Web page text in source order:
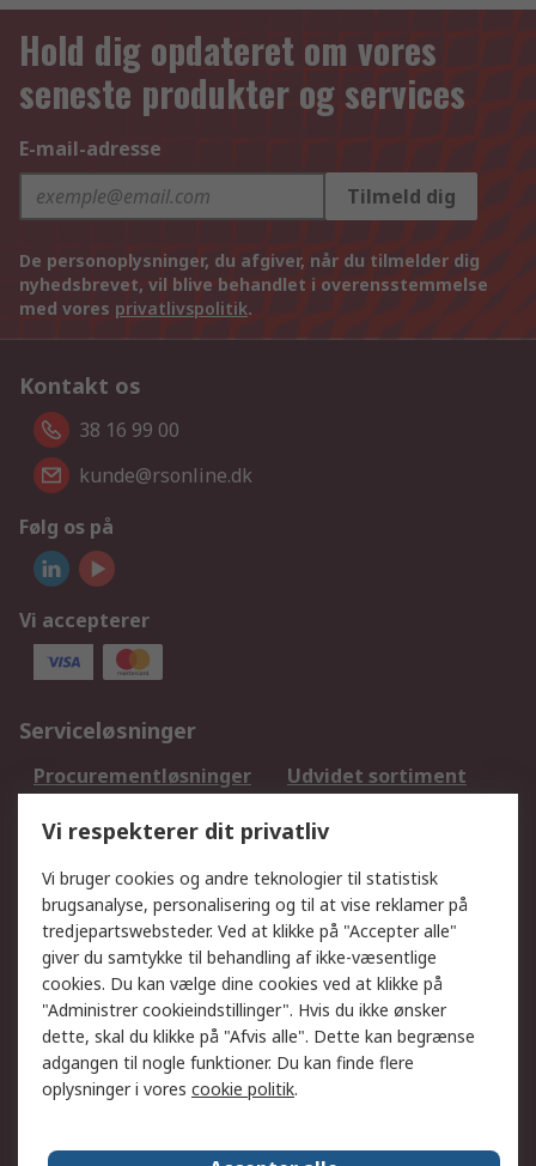
Hold dig opdateret om vores
seneste produkter og services
E-mail-adresse
Tilmeld dig
De personoplysninger, du afgiver, når du tilmelder dig
nyhedsbrevet, vil blive behandlet i overensstemmelse
med vores privatlivspolitik.
Kontakt os
38 16 99 00
kunde@rsonline.dk
Følg os på
Vi accepterer
Serviceløsninger
Procurementløsninger
Udvidet sortiment
DesignSpark
Teknisk Support
Dit lokale salgsteam
Eksportløsninger
Support
Få hjælp
Returnering
Levering
Spor min ordre
Fakturakopi
Betalingsmuligheder
Fordele med Mit RS
Okdo
Vi respekterer dit privatliv
Vi bruger cookies og andre teknologier til statistisk
brugsanalyse, personalisering og til at vise reklamer på
tredjepartswebsteder. Ved at klikke på "Accepter alle"
giver du samtykke til behandling af ikke-væsentlige
cookies. Du kan vælge dine cookies ved at klikke på
"Administrer cookieindstillinger". Hvis du ikke ønsker
dette, skal du klikke på "Afvis alle". Dette kan begrænse
adgangen til nogle funktioner. Du kan finde flere
oplysninger i vores cookie politik.